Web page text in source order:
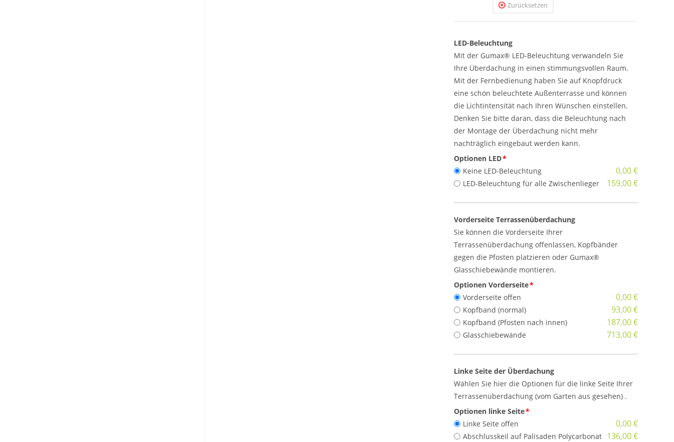
Zurücksetzen
LED-Beleuchtung
Mit der Gumax® LED-Beleuchtung verwandeln Sie
Ihre Überdachung in einen stimmungsvollen Raum.
Mit der Fernbedienung haben Sie auf Knopfdruck
eine schön beleuchtete Außenterrasse und können
die Lichtintensität nach Ihren Wünschen einstellen.
Denken Sie bitte daran, dass die Beleuchtung nach
der Montage der Überdachung nicht mehr
nachträglich eingebaut werden kann.
Optionen LED*
Keine LED-Beleuchtung
0,00 €
LED-Beleuchtung für alle Zwischenlieger 159,00 €
Vorderseite Terrassenüberdachung
Sie können die Vorderseite Ihrer
Terrassenüberdachung offenlassen, Kopfbänder
gegen die Pfosten platzieren oder Gumax®
Glasschiebewände montieren.
Optionen Vorderseite*
Vorderseite offen
0,00 €
Kopfband (normal) 93,00 €
Kopfband (Pfosten nach innen) 187,00 €
Glasschiebewände 713,00 €
Linke Seite der Überdachung
Wählen Sie hier die Optionen für die linke Seite Ihrer
Terrassenüberdachung (vom Garten aus gesehen) .
Optionen linke Seite*
Linke Seite offen
0,00 €
Abschlusskeil auf Palisaden Polycarbonat 136,00 €